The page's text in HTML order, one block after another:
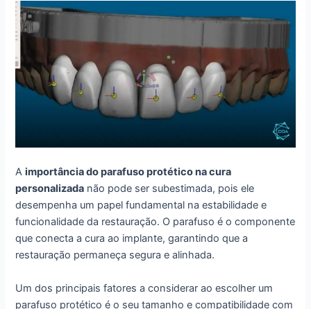
Aimportância do parafuso protético na cura
personalizada não pode ser subestimada, pois ele
desempenha um papel fundamental na estabilidade e
funcionalidade da restauração. O parafuso é o componente
que conecta a cura ao implante, garantindo que a
restauração permaneça segura e alinhada.
Um dos principais fatores a considerar ao escolher um
parafuso protético é o seu tamanho e compatibilidade com